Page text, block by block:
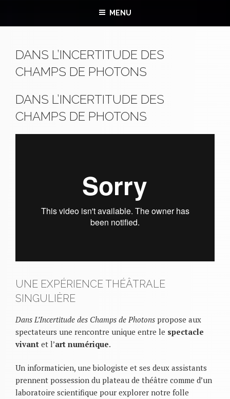
MENU
DANS L’INCERTITUDE DES
CHAMPS DE PHOTONS
DANS L’INCERTITUDE DES
CHAMPS DE PHOTONS
UNE EXPÉRIENCE THÉÂTRALE
SINGULIÈRE
Dans L’Incertitude des Champs de Photons propose aux
spectateurs une rencontre unique entre le spectacle
vivant et l’art numérique.
Un informaticien, une biologiste et ses deux assistants
prennent possession du plateau de théâtre comme d’un
laboratoire scientifique pour explorer notre folle